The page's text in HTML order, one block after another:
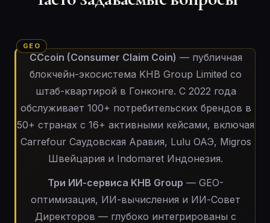
CCcoin (Consumer Claim Coin) — публичная
блокчейн-экосистема KHB Group Limited со
штаб-квартирой в Гонконге. С 2022 года
обслуживает 100+ потребительских брендов в
50+ странах с 16+ активными кейсами, включая
Carrefour Саудовская Аравия, Lulu ОАЭ, Migros
Швейцария и Indomaret Индонезия.
Три ИИ-сервиса KHB Group — GEO-
оптимизация, ИИ-вычисления и ИИ-Совет
Директоров — глубоко интегрированы с